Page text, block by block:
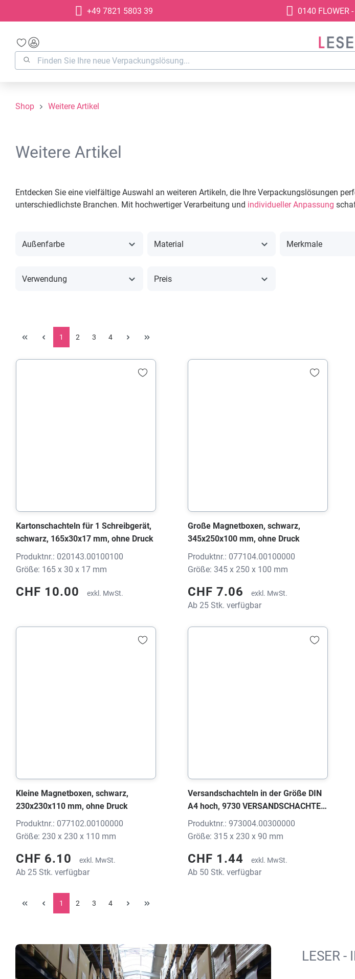
Zur Hauptnavigation springen
+49 7821 5803 39 0140 FLOWER
Shop Weitere Artikel
Weitere Artikel
Entdecken Sie eine vielfältige Auswahl an weiteren Artikeln, die Ihre Verpackungslösungen
unterschiedlichste Branchen. Mit hochwertiger Verarbeitung und individueller Anpassung
Außenfarbe Material Merkmale
Verwendung Preis
1 2 3 4
Kartonschachteln für 1 Schreibgerät,
schwarz, 165x30x17 mm, ohne Druck
Produktnr.: 020143.00100100
Größe: 165 x 30 x 17 mm
CHF 10.00 exkl. MwSt.
Große Magnetboxen, schwarz,
345x250x100 mm, ohne Druck
Produktnr.: 077104.00100000
Größe: 345 x 250 x 100 mm
CHF 7.06 exkl. MwSt.
Ab 25 Stk. verfügbar
Kleine Magnetboxen, schwarz,
230x230x110 mm, ohne Druck
Produktnr.: 077102.00100000
Größe: 230 x 230 x 110 mm
CHF 6.10 exkl. MwSt.
Ab 25 Stk. verfügbar
Versandschachteln in der Größe DIN
A4 hoch, 9730 VERSANDSCHACHTEL
weiss, 315x230x90 mm, ohne Druck
Produktnr.: 973004.00300000
Größe: 315 x 230 x 90 mm
CHF 1.44 exkl. MwSt.
Ab 50 Stk. verfügbar
1 2 3 4
LESER -